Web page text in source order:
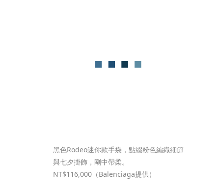
黑色Rodeo迷你款手袋，點綴粉色編織細節
與七夕掛飾，剛中帶柔。
NT$116,000（Balenciaga提供）